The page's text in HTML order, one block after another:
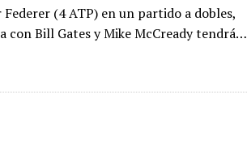
(4 ATP) en un partido a dobles,
con Bill Gates y Mike McCready tendrá…